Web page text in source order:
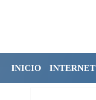
INICIO INTERNET